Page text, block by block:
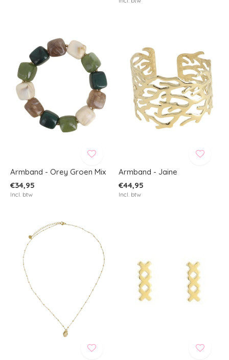
Armband - Orey Groen Mix
€34,95
Incl. btw
Armband - Jaine
€44,95
Incl. btw